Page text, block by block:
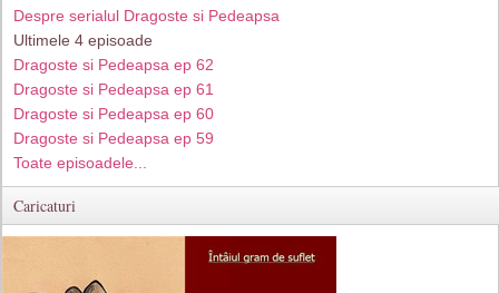
Despre serialul Dragoste si Pedeapsa
Ultimele 4 episoade
Dragoste si Pedeapsa ep 62
Dragoste si Pedeapsa ep 61
Dragoste si Pedeapsa ep 60
Dragoste si Pedeapsa ep 59
Toate episoadele...
Caricaturi